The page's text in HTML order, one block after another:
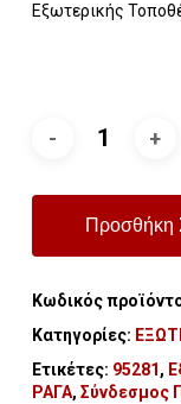
Εξωτερικής
Προσθήκη
Κωδικός
Κατηγορίες:
Ετικέτες: 95281,
ΡΑΓΑ, Σύνδεσμος